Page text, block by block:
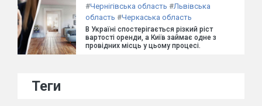
#Чернігівська область #Львівська
область #Черкаська область
В Україні спостерігається різкий ріст
вартості оренди, а Київ займає одне з
провідних місць у цьому процесі.
Теги